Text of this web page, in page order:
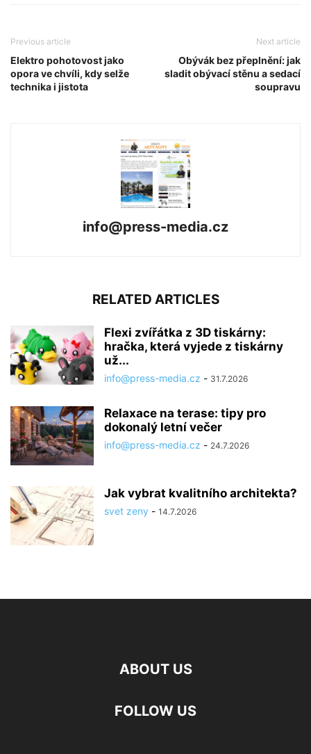
Previous article
Elektro pohotovost jako
opora ve chvíli, kdy selže
technika i jistota
Next article
Obývák bez přeplnění: jak
sladit obývací stěnu a sedací
soupravu
info@press-media.cz
RELATED ARTICLES
Flexi zvířátka z 3D tiskárny:
hračka, která vyjede z tiskárny
už...
info@press-media.cz - 31.7.2026
Relaxace na terase: tipy pro
dokonalý letní večer
info@press-media.cz - 24.7.2026
Jak vybrat kvalitního architekta?
svet zeny - 14.7.2026
ABOUT US
FOLLOW US